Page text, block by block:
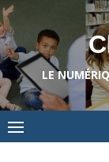
Skip
to
content
LE